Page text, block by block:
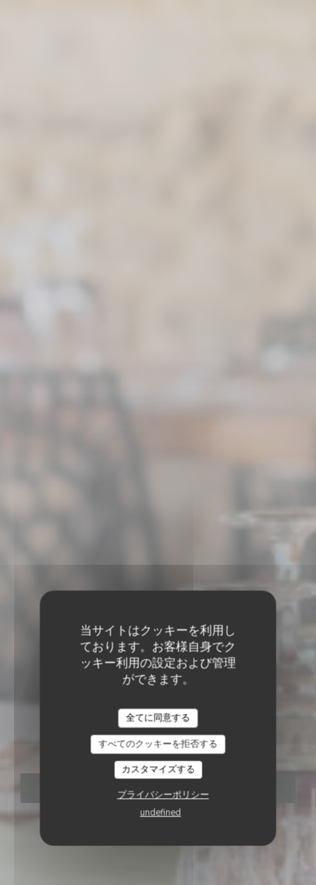
当サイトはクッキーを利用し
ております。お客様自身でク
ッキー利用の設定および管理
ができます。
全てに同意する
すべてのクッキーを拒否する
カスタマイズする
プライバシーポリシー
undefined
LOGRIAN-FLORIAN
Le Chene Blanc